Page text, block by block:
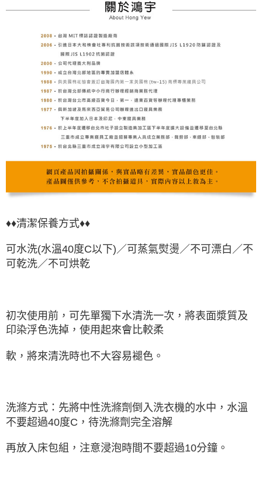
♦♦清潔保養方式♦♦
可水洗(水溫40度C以下)／可蒸氣熨燙／不可漂白／不
可乾洗／不可烘乾
初次使用前，可先單獨下水清洗一次，將表面漿質及
印染浮色洗掉，使用起來會比較柔
軟，將來清洗時也不大容易褪色。
洗滌方式：先將中性洗滌劑倒入洗衣機的水中，水溫
不要超過40度C，待洗滌劑完全溶解
再放入床包組，注意浸泡時間不要超過10分鐘。